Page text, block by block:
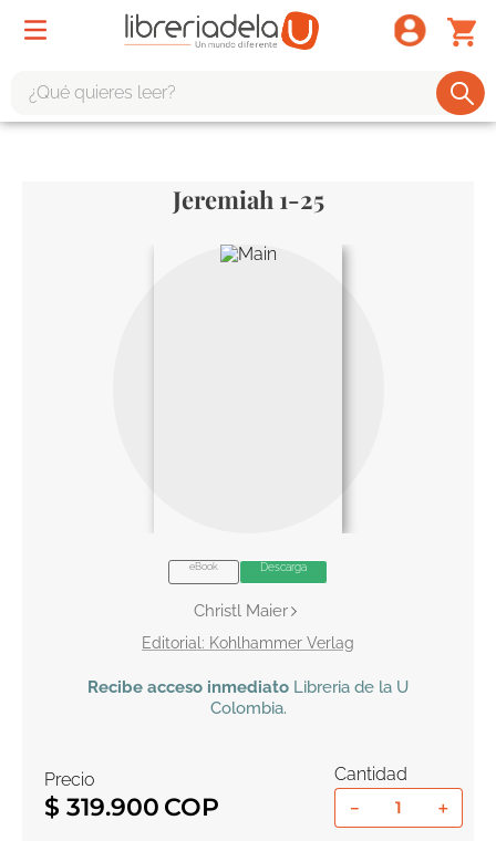
Jeremiah 1-25
eBook Descarga
Christl Maier
Kohlhammer Verlag
Recibe acceso inmediato Libreria de la U
Colombia.
Precio
$ 319.900
Cantidad
＋
－